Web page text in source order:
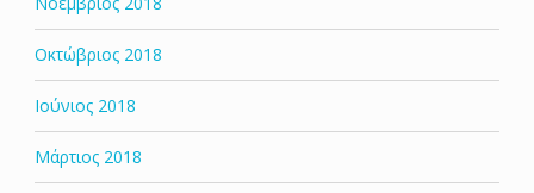
Οκτώβριος 2018
Ιούνιος 2018
Μάρτιος 2018